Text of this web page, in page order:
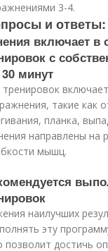
3-4.
и ответы:
включает в
с
минут
такие как
планка,
направлены на
мышц.
наилучших
эту
позволит достичь